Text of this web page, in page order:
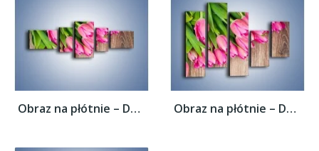
Obraz na płótnie – Do góry nogami z... Obraz na płótnie – Do góry nogami z...